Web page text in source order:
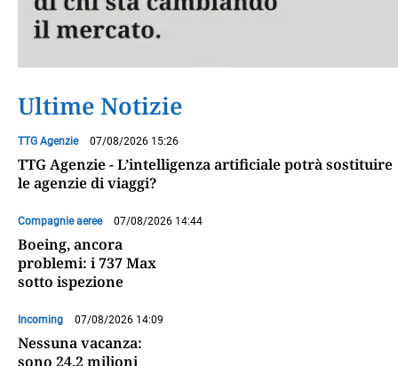
Ultime Notizie
TTG Agenzie 07/08/2026 15:26
TTG Agenzie - L’intelligenza artificiale potrà sostituire
le agenzie di viaggi?
Compagnie aeree 07/08/2026 14:44
Boeing, ancora
problemi: i 737 Max
sotto ispezione
Incoming 07/08/2026 14:09
Nessuna vacanza:
sono 24,2 milioni